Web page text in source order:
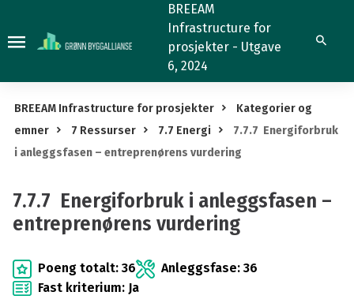
Energiforbruk
anleggsfasen
entreprenørens
vurdering
BREEAM
Infrastructure for
prosjekter - Utgave
6, 2024
Søk
BREEAM Infrastructure for prosjekter
Kategorier og
emner
7 Ressurser 7.7 Energi
7.7.7 Energiforbruk
i anleggsfasen – entreprenørens vurdering
7.7.7 Energiforbruk i anleggsfasen –
entreprenørens vurdering
Poeng totalt: 36
Anleggsfase: 36
Fast kriterium: Ja